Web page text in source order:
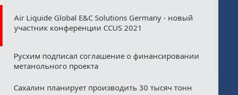
Air Liquide Global E&C Solutions Germany - новый
участник конференции CCUS 2021
Русхим подписал соглашение о финансировании
метанольного проекта
Сахалин планирует производить 30 тысяч тонн